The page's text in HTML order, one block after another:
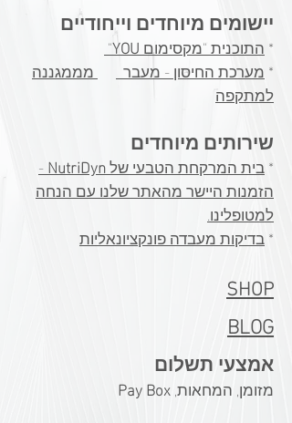
יישומים מיוחדים וייחודיים
*התוכנית "מקסימוםYOU
"
*מערכת החיסון - מעבר
מממגננה
למתקפה​
שירותים מיוחדים
*בית המרקחת הטבעי שלNutriDyn
-
הזמנות היישר מהאתר שלנו עם הנחה
למטופלינו.
​*בדיקות מעבדה פונקציונאליות
SHOP
BLOG
אמצעי תשלום
מזומן, המחאות,